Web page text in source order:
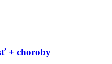
+ choroby